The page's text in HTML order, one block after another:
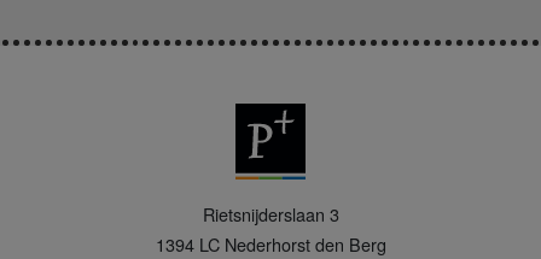
Rietsnijderslaan 3
1394 LC Nederhorst den Berg